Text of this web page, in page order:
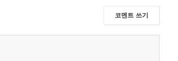
코멘트 쓰기